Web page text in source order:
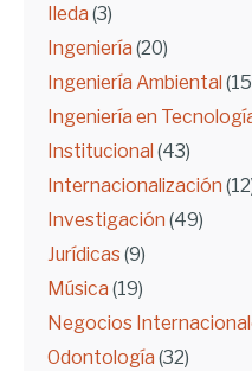
Ileda (3)
Ingeniería (20)
Ingeniería Ambiental
Ingeniería en
Institucional (43)
Internacionalización
Investigación (49)
Jurídicas (9)
Música (19)
Negocios
Odontología (32)